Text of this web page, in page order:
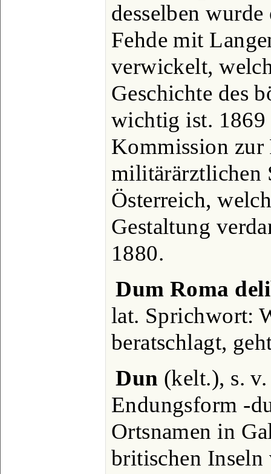
desselben
Fehde mit
verwickelt,
Geschichte des
wichtig ist. 1869
Kommission zur
militärärztlichen
Österreich,
Gestaltung
1880.
Dum Roma
lat. Sprichwort:
beratschlagt,
Dun (kelt.), s.
Endungsform -
Ortsnamen in
britischen Inseln